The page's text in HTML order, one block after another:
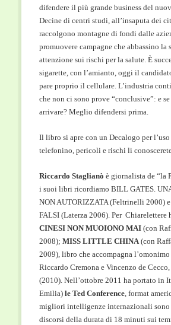
difendere il più grande business del
Decine di centri studi, all’insaputa dei
raccolgono montagne di fondi dalle
promuovere campagne che abbassino la
attenzione sui rischi per la salute. È
sigarette, con l’amianto, oggi il
pare proprio il cellulare. L’industria
che non ci sono prove “conclusive”: e se
arrivare? Meglio difendersi prima.
Il libro si apre con un Decalogo per
telefonino, pericoli e rischi li
Riccardo Staglianò è giornalista de “la
i suoi libri ricordiamo BILL GATES.
NON AUTORIZZATA (Feltrinelli 2000)
FALSI (Laterza 2006). Per Chiarelettere
CINESI NON MUOIONO MAI(con
2008); MISS LITTLE CHINA(con
2009), libro che accompagna
Riccardo Cremona e Vincenzo de Cecco,
(2010). Nell’ottobre 2011 ha portato in
Emilia) le Ted Conference, format
migliori intelligenze internazionali sono
discorsi della durata di 18 minuti sui